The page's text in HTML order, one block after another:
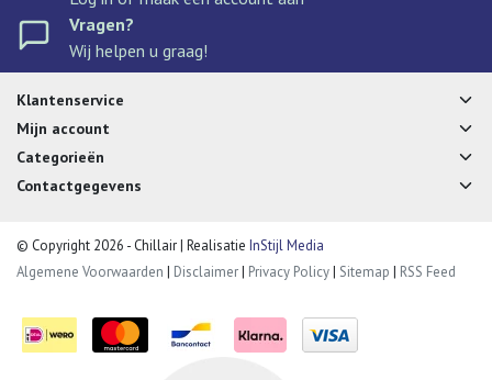
Vragen?
Wij helpen u graag!
Klantenservice
Mijn account
Categorieën
Contactgegevens
© Copyright 2026 - Chillair | Realisatie InStijl Media
Algemene Voorwaarden | Disclaimer| Privacy Policy| Sitemap | RSS Feed